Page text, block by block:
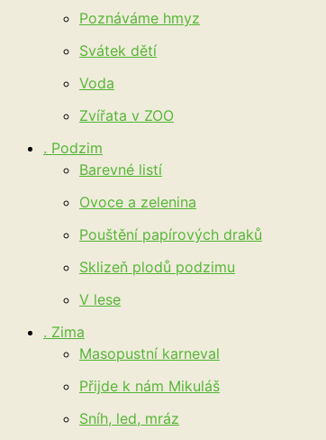
Poznáváme hmyz
Svátek dětí
Voda
Zvířata v ZOO
. Podzim
Barevné listí
Ovoce a zelenina
Pouštění papírových draků
Sklizeň plodů podzimu
V lese
. Zima
Masopustní karneval
Přijde k nám Mikuláš
Sníh, led, mráz